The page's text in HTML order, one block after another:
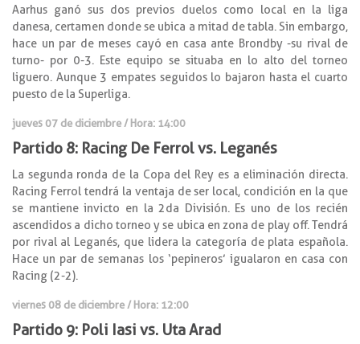
Aarhus ganó sus dos previos duelos como local en la liga
danesa, certamen donde se ubica a mitad de tabla. Sin embargo,
hace un par de meses cayó en casa ante Brondby -su rival de
turno- por 0-3. Este equipo se situaba en lo alto del torneo
liguero. Aunque 3 empates seguidos lo bajaron hasta el cuarto
puesto de la Superliga.
jueves 07 de diciembre / Hora: 14:00
Partido 8: Racing De Ferrol vs. Leganés
La segunda ronda de la Copa del Rey es a eliminación directa.
Racing Ferrol tendrá la ventaja de ser local, condición en la que
se mantiene invicto en la 2da División. Es uno de los recién
ascendidos a dicho torneo y se ubica en zona de play off. Tendrá
por rival al Leganés, que lidera la categoría de plata española.
Hace un par de semanas los ‘pepineros’ igualaron en casa con
Racing (2-2).
viernes 08 de diciembre / Hora: 12:00
Partido 9: Poli Iasi vs. Uta Arad